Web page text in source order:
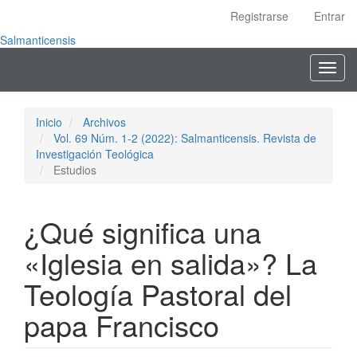
Contenido
Registrarse
Entrar
Salmanticensis
Inicio
Archivos
Vol. 69 Núm. 1-2 (2022): Salmanticensis. Revista de
Investigación Teológica
Estudios
¿Qué significa una
«Iglesia en salida»? La
Teología Pastoral del
papa Francisco